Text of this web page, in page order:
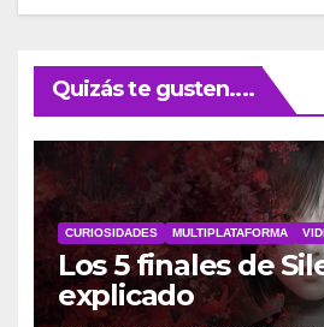
Quizás te gusten....
CURIOSIDADES MULTIPLATAFORMA
Los 5 finales de
explicado